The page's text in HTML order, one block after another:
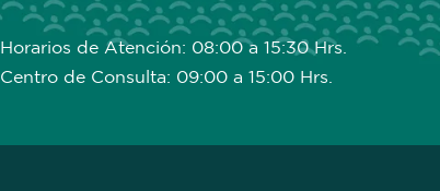
Horarios de Atención: 08:00 a 15:30 Hrs.
Centro de Consulta: 09:00 a 15:00 Hrs.